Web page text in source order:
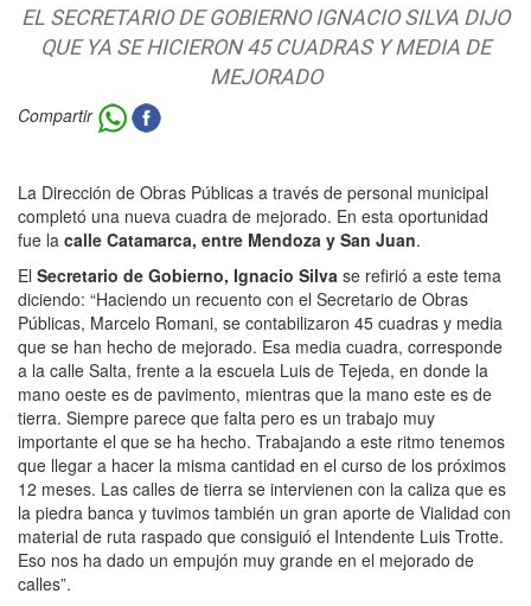
EL SECRETARIO DE GOBIERNO IGNACIO SILVA DIJO
QUE YA SE HICIERON 45 CUADRAS Y MEDIA DE
MEJORADO
Compartir
La Dirección de Obras Públicas a través de personal municipal
completó una nueva cuadra de mejorado. En esta oportunidad
fue la calle Catamarca, entre Mendoza y San Juan.
El Secretario de Gobierno, Ignacio Silva se refirió a este tema
diciendo: “Haciendo un recuento con el Secretario de Obras
Públicas, Marcelo Romani, se contabilizaron 45 cuadras y media
que se han hecho de mejorado. Esa media cuadra, corresponde
a la calle Salta, frente a la escuela Luis de Tejeda, en donde la
mano oeste es de pavimento, mientras que la mano este es de
tierra. Siempre parece que falta pero es un trabajo muy
importante el que se ha hecho. Trabajando a este ritmo tenemos
que llegar a hacer la misma cantidad en el curso de los próximos
12 meses. Las calles de tierra se intervienen con la caliza que es
la piedra banca y tuvimos también un gran aporte de Vialidad con
material de ruta raspado que consiguió el Intendente Luis Trotte.
Eso nos ha dado un empujón muy grande en el mejorado de
calles”.